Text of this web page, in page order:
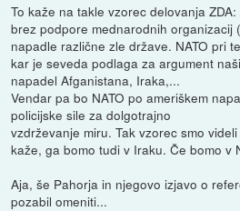
To kaže na takle vzorec delovanja
brez podpore mednarodnih organizacij
napadle različne zle države. NATO pri
kar je seveda podlaga za argument
napadel Afganistana, Iraka,...
Vendar pa bo NATO po ameriškem
policijske sile za dolgotrajno
vzdrževanje miru. Tak vzorec smo
kaže, ga bomo tudi v Iraku. Če bomo v
Aja, še Pahorja in njegovo izjavo o
pozabil omeniti...